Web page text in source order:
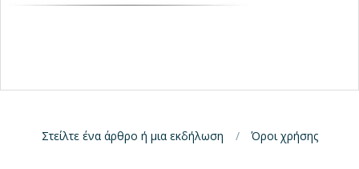
Στείλτε ένα άρθρο ή μια εκδήλωση Όροι χρήσης